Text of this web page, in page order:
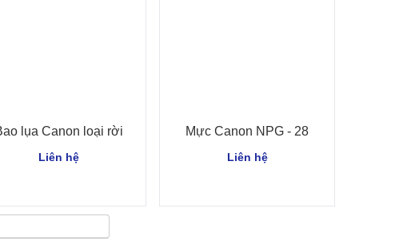
lụa Canon loại rời
Liên hệ
Mực Canon NPG - 28
Liên hệ